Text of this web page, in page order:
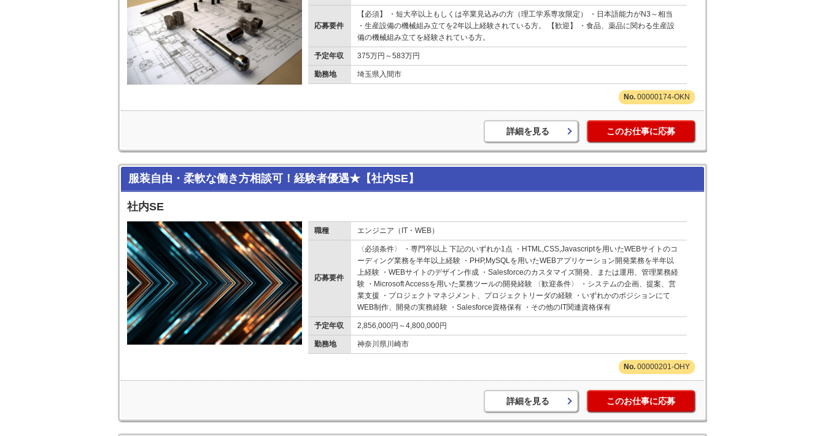
応募要件
【必須】 ・短大卒以上もしくは卒業見込みの方（理工学系専攻限定） ・日本語能力がN3～相当
・生産設備の機械組み立てを2年以上経験されている方。 【歓迎】 ・食品、薬品に関わる生産設
備の機械組み立てを経験されている方。
予定年収 375万円～583万円
勤務地 埼玉県入間市
00000174-OKN
詳細を見る このお仕事に応募
服装自由・柔軟な働き方相談可！経験者優遇★【社内SE】
社内SE
職種 エンジニア（IT・WEB）
応募要件
〈必須条件〉 ・専門卒以上 下記のいずれか1点 ・HTML,CSS,Javascriptを用いたWEBサイトのコ
ーディング業務を半年以上経験 ・PHP,MySQLを用いたWEBアプリケーション開発業務を半年以
上経験 ・WEBサイトのデザイン作成 ・Salesforceのカスタマイズ開発、または運用、管理業務経
験 ・Microsoft Accessを用いた業務ツールの開発経験 〈歓迎条件〉 ・システムの企画、提案、営
業支援 ・プロジェクトマネジメント、プロジェクトリーダの経験 ・いずれかのポジションにて
WEB制作、開発の実務経験 ・Salesforce資格保有 ・その他のIT関連資格保有
予定年収 2,856,000円～4,800,000円
勤務地 神奈川県川崎市
00000201-OHY
詳細を見る このお仕事に応募